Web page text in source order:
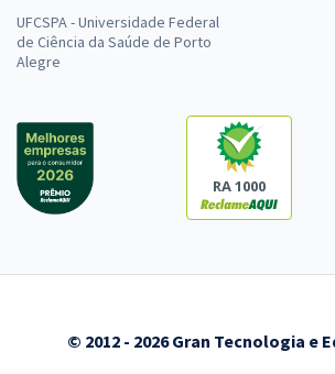
UFCSPA - Universidade Federal
de Ciência da Saúde de Porto
Alegre
RA 1000
© 2012 - 2026 Gran Tecnologia e